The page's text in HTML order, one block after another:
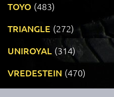
TOYO (483)
TRIANGLE (272)
UNIROYAL (314)
VREDESTEIN (470)